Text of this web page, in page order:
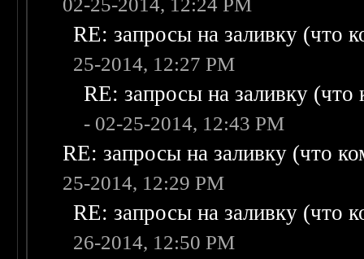
02-25-2014, 12:24 PM
RE: запросы на заливку (что
25-2014, 12:27 PM
RE: запросы на заливку
- 02-25-2014, 12:43 PM
RE: запросы на заливку (что
25-2014, 12:29 PM
RE: запросы на заливку (что
26-2014, 12:50 PM